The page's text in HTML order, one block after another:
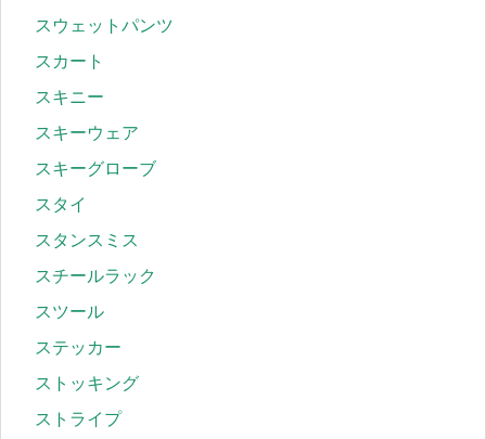
スウェットパンツ
スカート
スキニー
スキーウェア
スキーグローブ
スタイ
スタンスミス
スチールラック
スツール
ステッカー
ストッキング
ストライプ